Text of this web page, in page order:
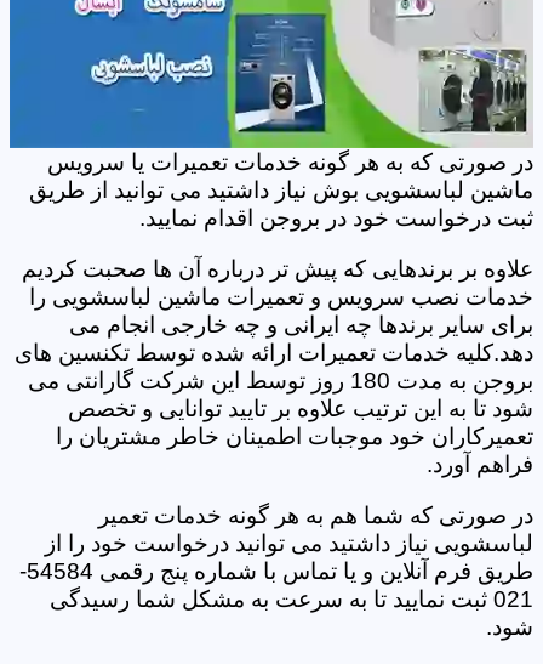
در صورتی که به هر گونه خدمات تعمیرات یا سرویس
ماشین لباسشویی بوش نیاز داشتید می توانید از طریق
ثبت درخواست خود در بروجن اقدام نمایید.
علاوه بر برندهایی که پیش تر درباره آن ها صحبت کردیم
خدمات نصب سرویس و تعمیرات ماشین لباسشویی را
برای سایر برندها چه ایرانی و چه خارجی انجام می
دهد.کلیه خدمات تعمیرات ارائه شده توسط تکنسین های
بروجن به مدت 180 روز توسط این شرکت گارانتی می
شود تا به این ترتیب علاوه بر تایید توانایی و تخصص
تعمیرکاران خود موجبات اطمینان خاطر مشتریان را
فراهم آورد.
در صورتی که شما هم به هر گونه خدمات تعمیر
لباسشویی نیاز داشتید می توانید درخواست خود را از
طریق فرم آنلاین و یا تماس با شماره پنج رقمی 54584-
021 ثبت نمایید تا به سرعت به مشکل شما رسیدگی
شود.